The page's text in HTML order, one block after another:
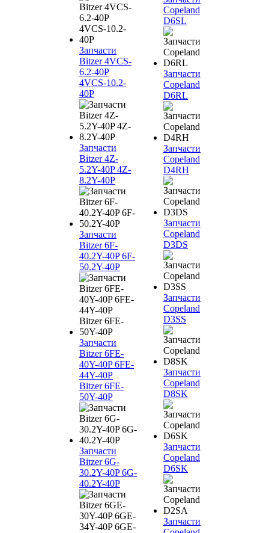
Запчасти
Bitzer 4VCS-
6.2-40P
4VCS-10.2-
40P
Запчасти
Bitzer 4Z-
5.2Y-40P 4Z-
8.2Y-40P
Запчасти
Bitzer 6F-
40.2Y-40P 6F-
50.2Y-40P
Запчасти
Bitzer 6FE-
40Y-40P 6FE-
44Y-40P
Bitzer 6FE-
50Y-40P
Запчасти
Bitzer 6G-
30.2Y-40P 6G-
40.2Y-40P
Copeland
D6SL
Запчасти
Copeland
D6RL
Запчасти
Copeland
D4RH
Запчасти
Copeland
D3DS
Запчасти
Copeland
D3SS
Запчасти
Copeland
D8SK
Запчасти
Copeland
D6SK
Запчасти